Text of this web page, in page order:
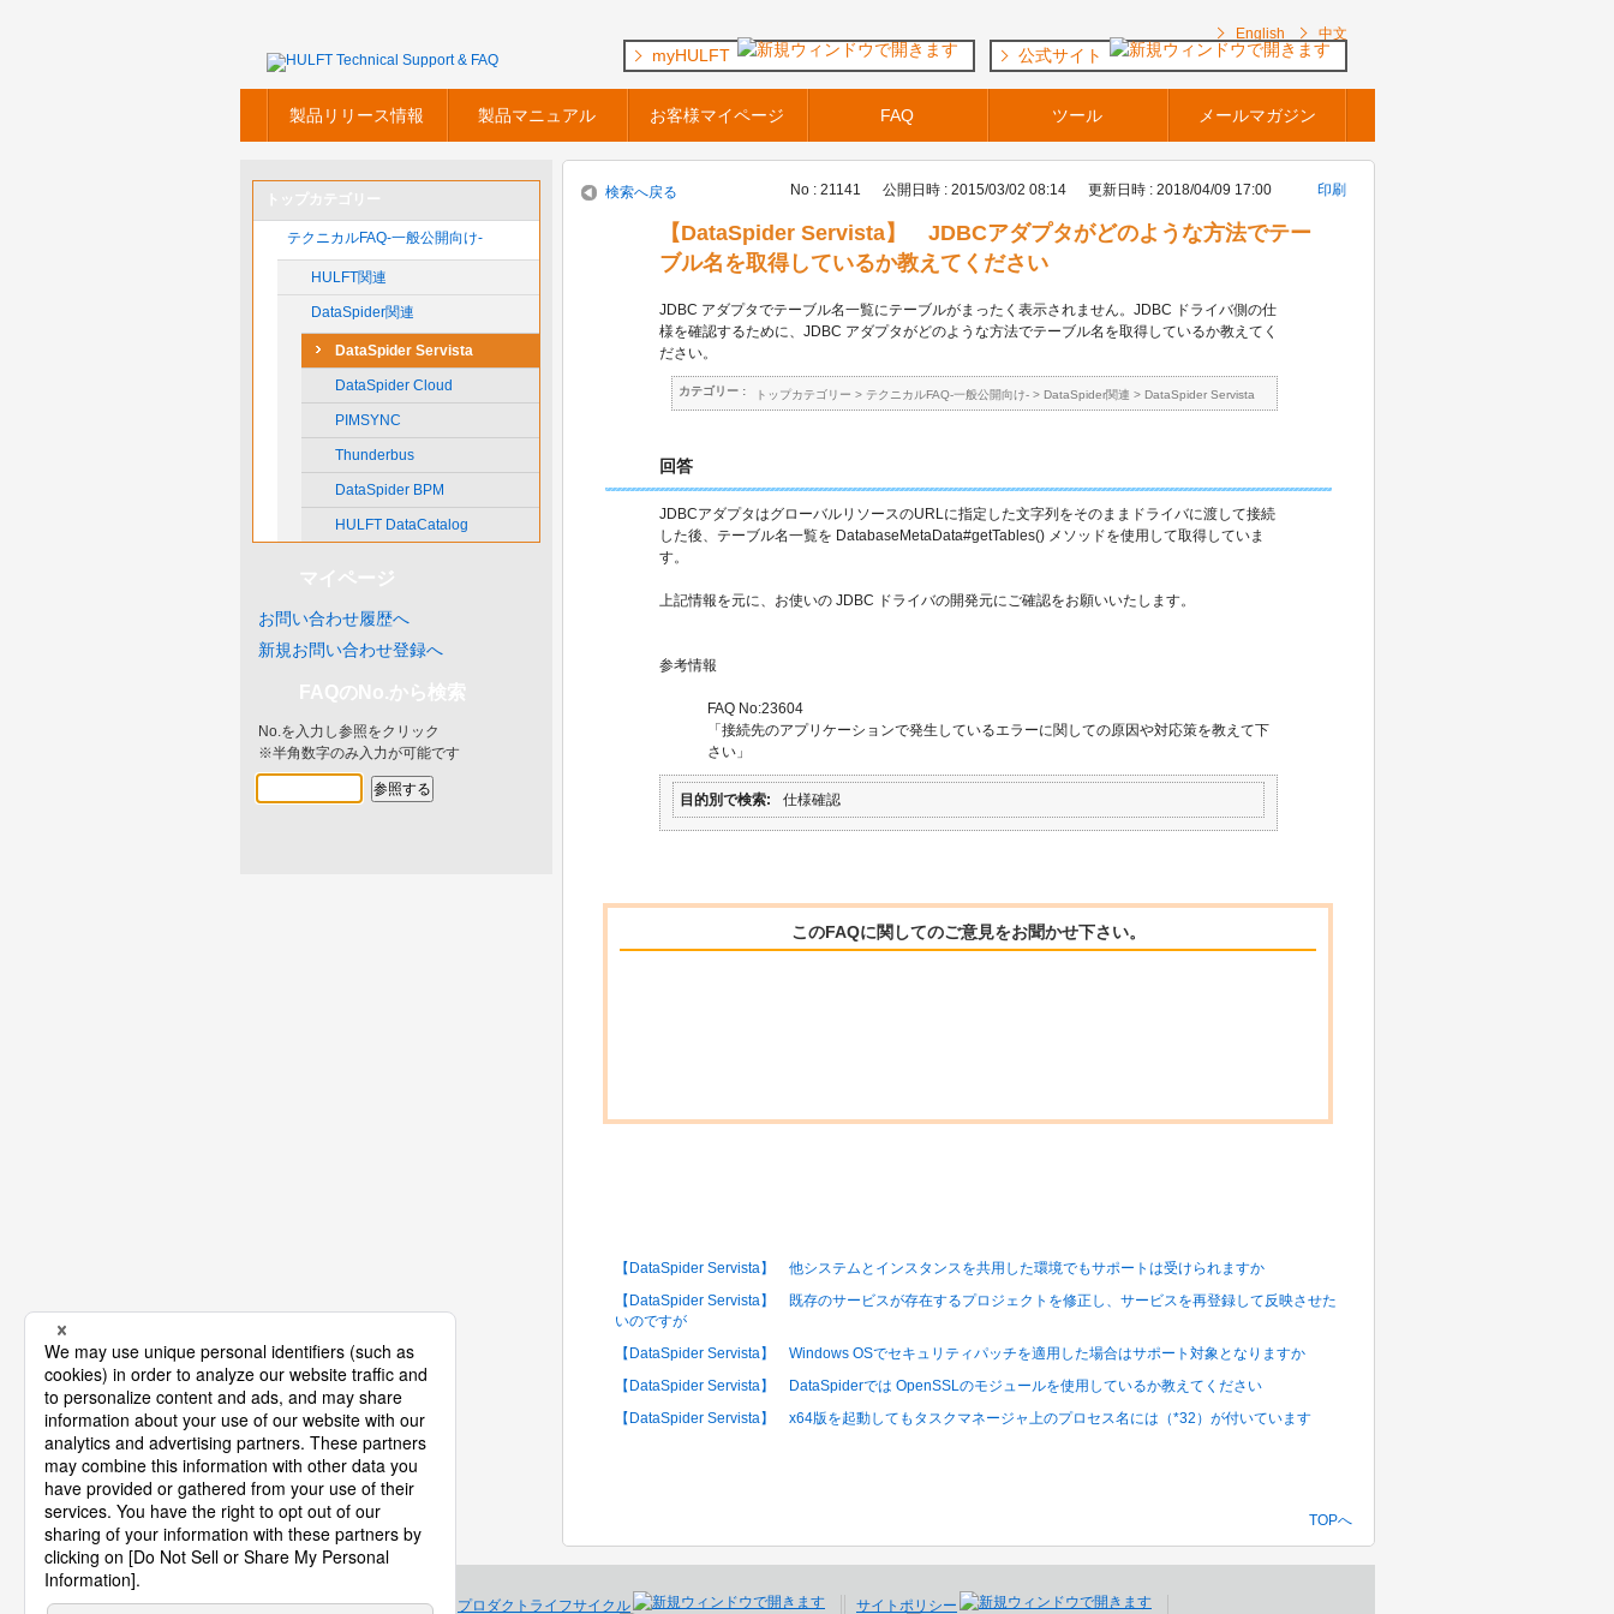
English 中文
製品リリース情報 製品マニュアル お客様マイページ FAQ ツール メールマガジン
myHULFT 公式サイト
テクニカルFAQ-一般公開向け-
HULFT関連
DataSpider関連
DataSpider Servista
DataSpider Cloud
PIMSYNC
Thunderbus
DataSpider BPM
HULFT DataCatalog
お問い合わせ履歴へ
新規お問い合わせ登録へ
No.を入力し参照をクリック
※半角数字のみ入力が可能です
検索へ戻る No : 21141 公開日時 : 2015/03/02 08:14 更新日時 : 2018/04/09 17:00 印刷
【DataSpider Servista】 JDBCアダプタがどのような方法でテー
ブル名を取得しているか教えてください
JDBC アダプタでテーブル名一覧にテーブルがまったく表示されません。JDBC ドライバ側の仕
様を確認するために、JDBC アダプタがどのような方法でテーブル名を取得しているか教えてく
ださい。
カテゴリー : トップカテゴリー > テクニカルFAQ-一般公開向け-> DataSpider関連 > DataSpider Servista
回答
JDBCアダプタはグローバルリソースのURLに指定した文字列をそのままドライバに渡して接続
した後、テーブル名一覧を DatabaseMetaData#getTables() メソッドを使用して取得していま
す。
上記情報を元に、お使いの JDBC ドライバの開発元にご確認をお願いいたします。
参考情報
FAQ No:23604
「接続先のアプリケーションで発生しているエラーに関しての原因や対応策を教えて下
さい」
目的別で検索 仕様確認
このFAQに関してのご意見をお聞かせ下さい。
【DataSpider Servista】 他システムとインスタンスを共用した環境でもサポートは受けられますか
【DataSpider Servista】 既存のサービスが存在するプロジェクトを修正し、サービスを再登録して反映させた
いのですが
【DataSpider Servista】 Windows OSでセキュリティパッチを適用した場合はサポート対象となりますか
【DataSpider Servista】 DataSpiderでは OpenSSLのモジュールを使用しているか教えてください
【DataSpider Servista】 x64版を起動してもタスクマネージャ上のプロセス名には（*32）が付いています
TOPへ
プロダクトライフサイクル サイトポリシー